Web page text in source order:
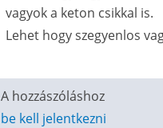
vagyok a keton csikkal is.
Lehet hogy szegyenlos
A hozzászóláshoz
be kell jelentkezni